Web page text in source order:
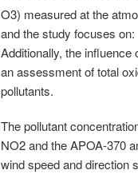
O3) measured at the
and the study focuses
Additionally, the
an assessment of total
pollutants.
The pollutant
ΝΟ2 and the APOA-370
wind speed and direction